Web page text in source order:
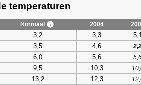
temperaturen
Normaal 2004
3,2 3,3
3,5 4,6
2,2
6,0 5,6
5,6
9,5 10,3
13,2 12,3